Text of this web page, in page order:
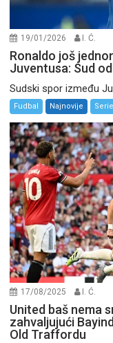
19/01/2026 I. Ć.
Ronaldo još
Juventusa: Sud
Sudski spor između
Fudbal Najnovije
17/08/2025 I. Ć.
United baš nema
zahvaljujući
Old Traffordu